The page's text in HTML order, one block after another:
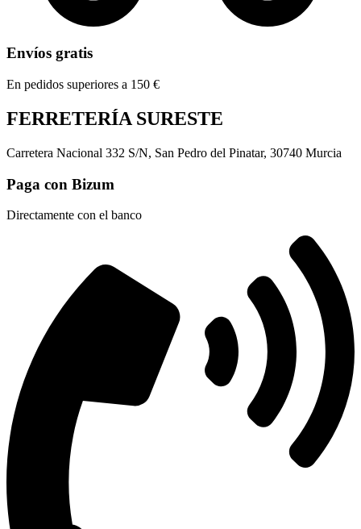
Envíos gratis
En pedidos superiores a 150 €
FERRETERÍA SURESTE
Carretera Nacional 332 S/N, San Pedro del Pinatar, 30740 Murcia
Paga con Bizum
Directamente con el banco